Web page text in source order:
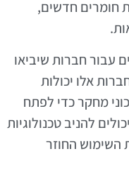
חומרים חדשים,
עבור חברות שיביאו
אלו יכולות
מחקר כדי לפתח
להניב טכנולוגיות
השימוש החוזר